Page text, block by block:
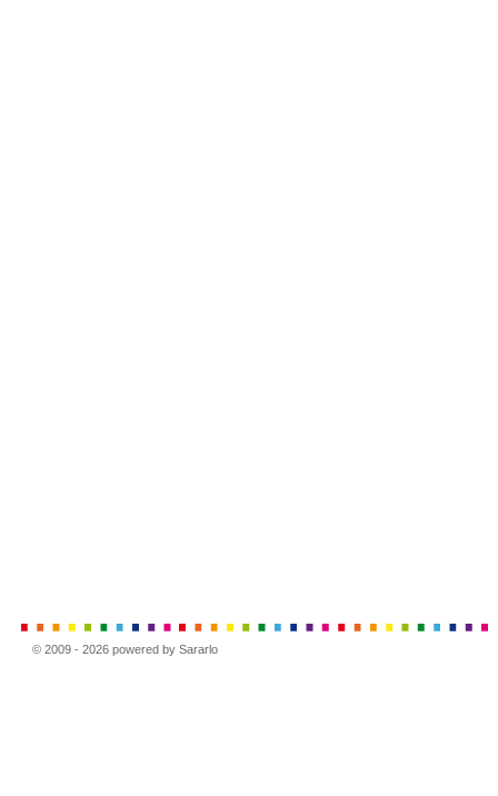
© 2009 - 2026 powered by Sararlo